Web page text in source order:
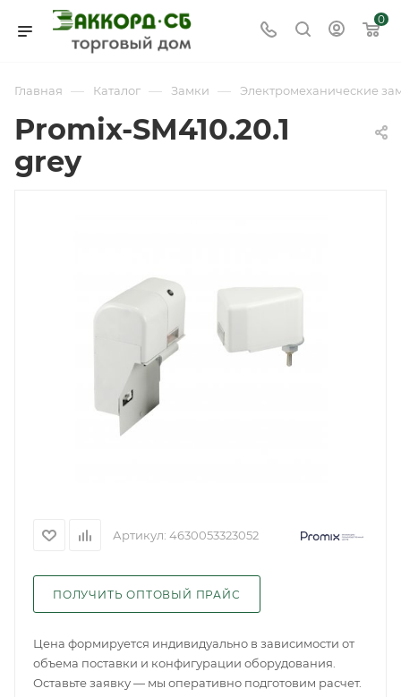
0
Главная — Каталог — Замки — Электромеханические
Promix-SM410.20.1
grey
Артикул: 4630053323052
ПОЛУЧИТЬ ОПТОВЫЙ ПРАЙС
Цена формируется индивидуально в зависимости от
объема поставки и конфигурации оборудования.
Оставьте заявку — мы оперативно подготовим расчет.